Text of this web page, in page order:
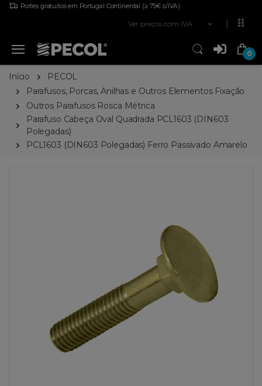
Portes gratuitos em Portugal Continental (≥ 75€ s/IVA)
Ver preços com IVA
0
Início
PECOL
Parafusos, Porcas, Anilhas e Outros Elementos Fixação
Outros Parafusos Rosca Métrica
Parafuso Cabeça Oval Quadrada PCL1603 (DIN603
Polegadas)
PCL1603 (DIN603 Polegadas) Ferro Passivado Amarelo